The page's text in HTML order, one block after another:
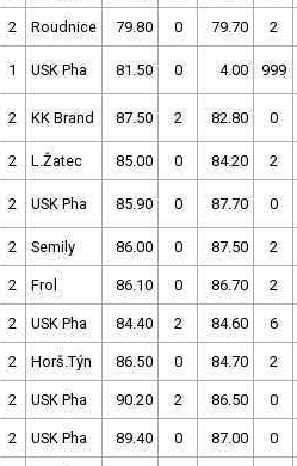
2 Roudnice 79.80 0 79.70 2
1 USK Pha 81.50 0 4.00 999
2 KK Brand 87.50 2 82.80 0
2 L.Žatec 85.00 0 84.20 2
2 USK Pha 85.90 0 87.70 0
2 Semily 86.00 0 87.50 2
2 Frol 86.10 0 86.70 2
2 USK Pha 84.40 2 84.60 6
2 Horš.Týn 86.50 0 84.70 2
2 USK Pha 90.20 2 86.50 0
2 USK Pha 89.40 0 87.00 0